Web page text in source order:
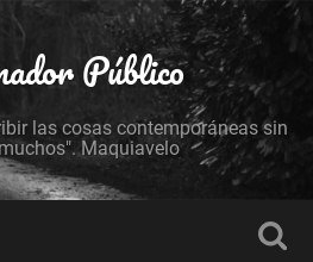
Público
las cosas contemporáneas sin
Maquiavelo